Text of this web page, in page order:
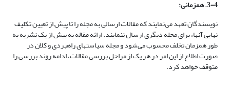
3-4. همزمانی:
نویسندگان تعهد می‌نمایند که مقالات ارسالی به مجله را تا پیش از تعیین تکلیف
نهایی آنها، برای مجله دیگری ارسال ننمایند. ارائه مقاله به بیش از یک نشریه به
طور همزمان تخلف محسوب می‌شود و مجله سیاستهای راهبردی و کلان در
صورت اطلاع از این امر در هر یک از مراحل بررسی مقالات،‌ ادامه روند بررسی را
متوقف خواهد کرد.